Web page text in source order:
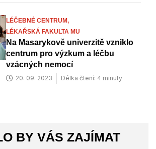
LÉČEBNÉ CENTRUM,
LÉKAŘSKÁ FAKULTA MU
Na Masarykově univerzitě vzniklo
centrum pro výzkum a léčbu
vzácných nemocí
20. 09. 2023 Délka čtení: 4 minuty
BY VÁS ZAJÍMAT